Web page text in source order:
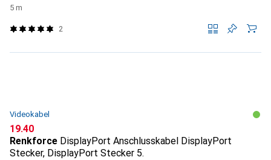
5 m
2
Videokabel
CHF
19.40
Renkforce DisplayPort Anschlusskabel DisplayPort
Stecker, DisplayPort Stecker 5.